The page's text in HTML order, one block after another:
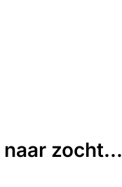
zocht...